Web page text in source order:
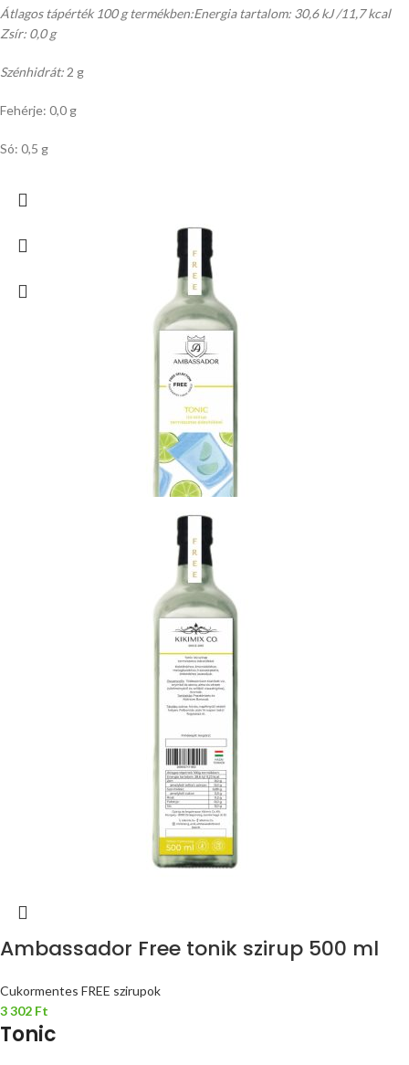
Átlagos tápérték 100 g termékben:Energia tartalom: 30,6 kJ /11,7 kcal
Zsír: 0,0 g
Szénhidrát: 2 g
Fehérje: 0,0 g
Só: 0,5 g
Ambassador Free tonik szirup 500 ml
Cukormentes FREE szirupok
3 302 Ft
Tonic